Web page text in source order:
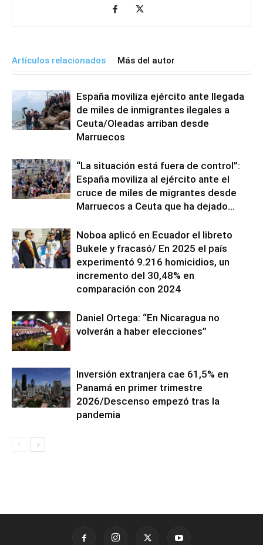
Artículos relacionados Más del autor
España moviliza ejército ante llegada
de miles de inmigrantes ilegales a
Ceuta/Oleadas arriban desde
Marruecos
“La situación está fuera de control”:
España moviliza al ejército ante el
cruce de miles de migrantes desde
Marruecos a Ceuta que ha dejado...
Noboa aplicó en Ecuador el libreto
Bukele y fracasó/ En 2025 el país
experimentó 9.216 homicidios, un
incremento del 30,48% en
comparación con 2024
Daniel Ortega: “En Nicaragua no
volverán a haber elecciones”
Inversión extranjera cae 61,5% en
Panamá en primer trimestre
2026/Descenso empezó tras la
pandemia